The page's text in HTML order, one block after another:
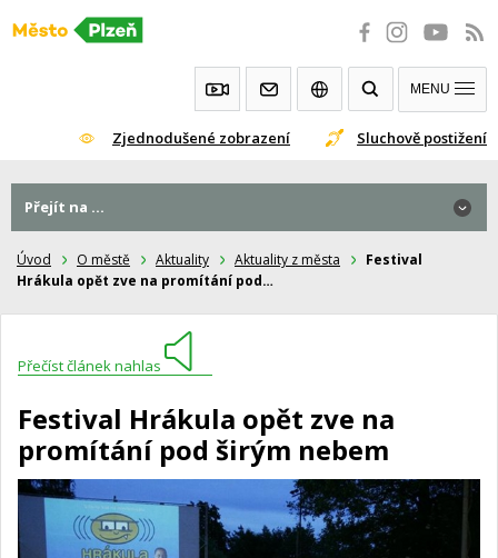
Přeskočit
Zjednodušené zobrazení Sluchově postižení
MENU
Úvod O městě Aktuality Aktuality z města
Festival
Hrákula opět zve na promítání pod…
Přečíst článek nahlas
Festival Hrákula opět zve na
promítání pod širým nebem
Přejít na ...